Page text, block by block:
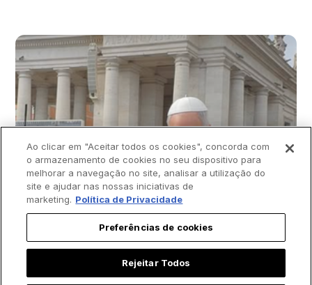
Ao clicar em "Aceitar todos os cookies", concorda com
o armazenamento de cookies no seu dispositivo para
melhorar a navegação no site, analisar a utilização do
site e ajudar nas nossas iniciativas de
marketing. Política de Privacidade
Preferências de cookies
Rejeitar Todos